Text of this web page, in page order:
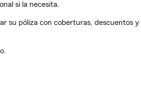
si la necesita.
su póliza con coberturas, descuentos